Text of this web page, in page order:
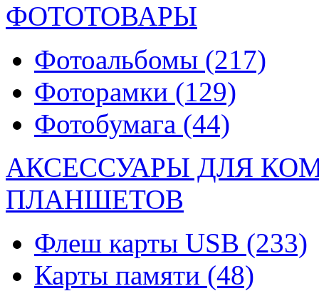
ФОТОТОВАРЫ
Фотоальбомы (217)
Фоторамки (129)
Фотобумага (44)
АКСЕССУАРЫ ДЛЯ
ПЛАНШЕТОВ
Флеш карты USB (233)
Карты памяти (48)